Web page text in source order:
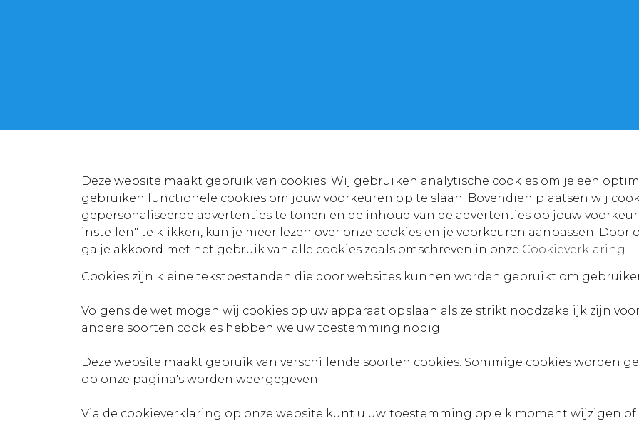
Deze website maakt gebruik van cookies. Wij gebruiken analytische cookies om je een
gebruiken functionele cookies om jouw voorkeuren op te slaan. Bovendien plaatsen wij
gepersonaliseerde advertenties te tonen en de inhoud van de advertenties op jouw
instellen" te klikken, kun je meer lezen over onze cookies en je voorkeuren aanpassen.
ga je akkoord met het gebruik van alle cookies zoals omschreven in onze Cookieverklaring.
Cookies zijn kleine tekstbestanden die door websites kunnen worden gebruikt om
Volgens de wet mogen wij cookies op uw apparaat opslaan als ze strikt noodzakelijk zijn
andere soorten cookies hebben we uw toestemming nodig.
Deze website maakt gebruik van verschillende soorten cookies. Sommige cookies worden
op onze pagina's worden weergegeven.
Via de cookieverklaring op onze website kunt u uw toestemming op elk moment wijzigen